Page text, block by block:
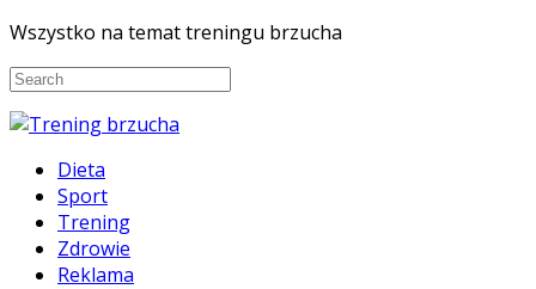
Wszystko na temat treningu brzucha
Dieta
Sport
Trening
Zdrowie
Reklama